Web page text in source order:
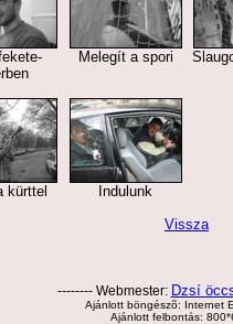
Melegít a spori
kürttel
Indulunk
Vissza
-------- Webmester: Dzsí
Ajánlott böngészõ: Internet
Ajánlott felbontás: